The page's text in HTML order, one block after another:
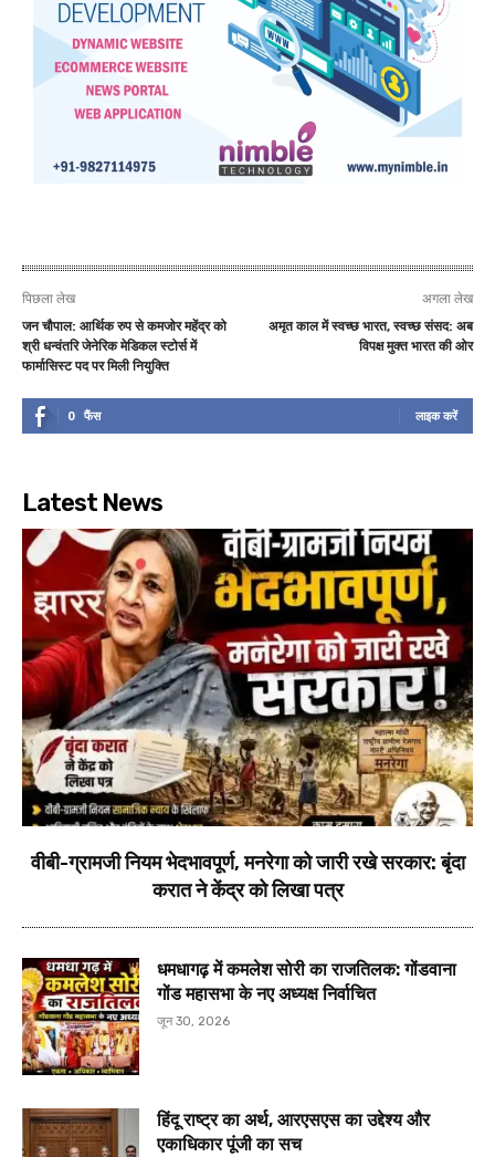
पिछला लेख
जन चौपाल: आर्थिक रुप से कमजोर महेंद्र को
श्री धन्वंतरि जेनेरिक मेडिकल स्टोर्स में
फार्मासिस्ट पद पर मिली नियुक्ति
अगला लेख
अमृत काल में स्वच्छ भारत, स्वच्छ संसद: अब
विपक्ष मुक्त भारत की ओर
0 फैंस लाइक करें
Latest News
वीबी-ग्रामजी नियम भेदभावपूर्ण, मनरेगा को जारी रखे सरकार: बृंदा
करात ने केंद्र को लिखा पत्र
धमधागढ़ में कमलेश सोरी का राजतिलक: गोंडवाना
गोंड महासभा के नए अध्यक्ष निर्वाचित
जून 30, 2026
हिंदू राष्ट्र का अर्थ, आरएसएस का उद्देश्य और
एकाधिकार पूंजी का सच